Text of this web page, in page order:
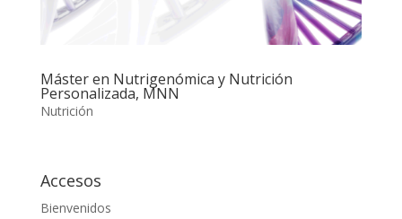
Máster en Nutrigenómica y Nutrición
Personalizada, MNN
Nutrición
Accesos
Bienvenidos